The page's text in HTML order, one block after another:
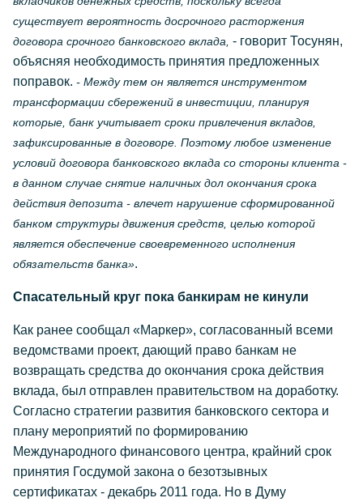
существует вероятность досрочного расторжения
договора срочного банковского вклада, - говорит Тосунян,
объясняя необходимость принятия предложенных
поправок. - Между тем он является инструментом
трансформации сбережений в инвестиции, планируя
которые, банк учитывает сроки привлечения вкладов,
зафиксированные в договоре. Поэтому любое изменение
условий договора банковского вклада со стороны клиента -
в данном случае снятие наличных дол окончания срока
действия депозита - влечет нарушение сформированной
банком структуры движения средств, целью которой
является обеспечение своевременного исполнения
обязательств банка».
Спасательный круг пока банкирам не кинули
Как ранее сообщал «Маркер», согласованный всеми
ведомствами проект, дающий право банкам не
возвращать средства до окончания срока действия
вклада, был отправлен правительством на доработку.
Согласно стратегии развития банковского сектора и
плану мероприятий по формированию
Международного финансового центра, крайний срок
принятия Госдумой закона о безотзывных
сертификатах - декабрь 2011 года. Но в Думу